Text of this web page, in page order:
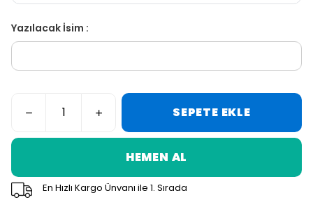
Yazılacak İsim :
SEPETE EKLE
HEMEN AL
En Hızlı Kargo Ünvanı ile 1. Sırada